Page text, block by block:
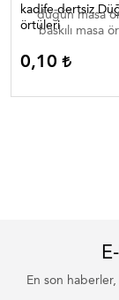
kadife dertsiz
örtüleri
düğün masa
baskılı masa
düğün masa
0,10
En son